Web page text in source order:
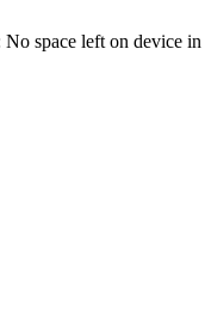
space left on device in